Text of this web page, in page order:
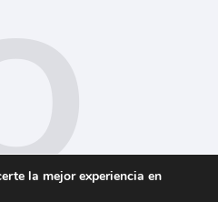
la mejor experiencia en